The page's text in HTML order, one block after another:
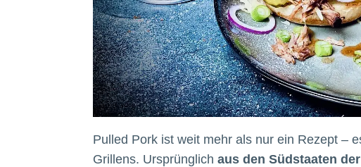
Pulled Pork ist weit mehr als nur ein Rezept –
Grillens. Ursprünglich aus den Südstaaten